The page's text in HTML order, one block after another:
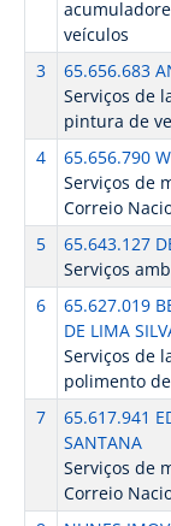
veículos
3
65.656.683
Serviços de
pintura de
4
65.656.790
Serviços de
Correio
5
65.643.127
Serviços
6
65.627.019
DE LIMA
Serviços de
polimento
7
65.617.941
SANTANA
Serviços de
Correio